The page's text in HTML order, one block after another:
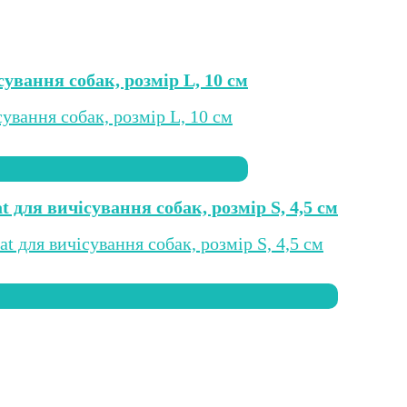
собак, розмір L, 10 см
вичісування собак, розмір S, 4,5 см